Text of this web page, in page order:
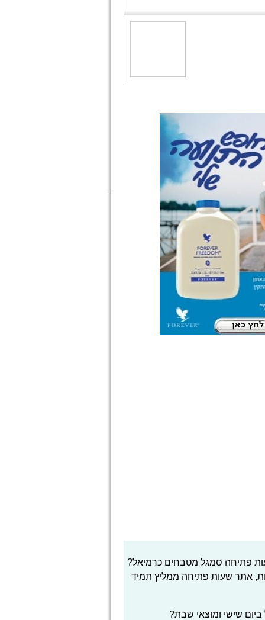
פתיחה סמגל מטבחים כרמיאל?
אתר שעות פתיחה ממליץ תמיד
שישי ומוצאי שבת?